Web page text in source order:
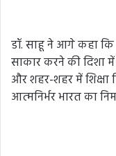
डॉ. साहू ने आगे कहा कि
साकार करने की दिशा
और शहर-शहर में
आत्मनिर्भर भारत का